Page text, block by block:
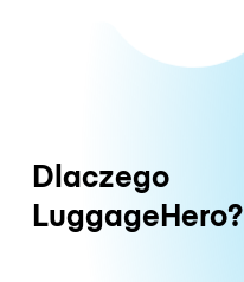
Dlaczego
LuggageHero?